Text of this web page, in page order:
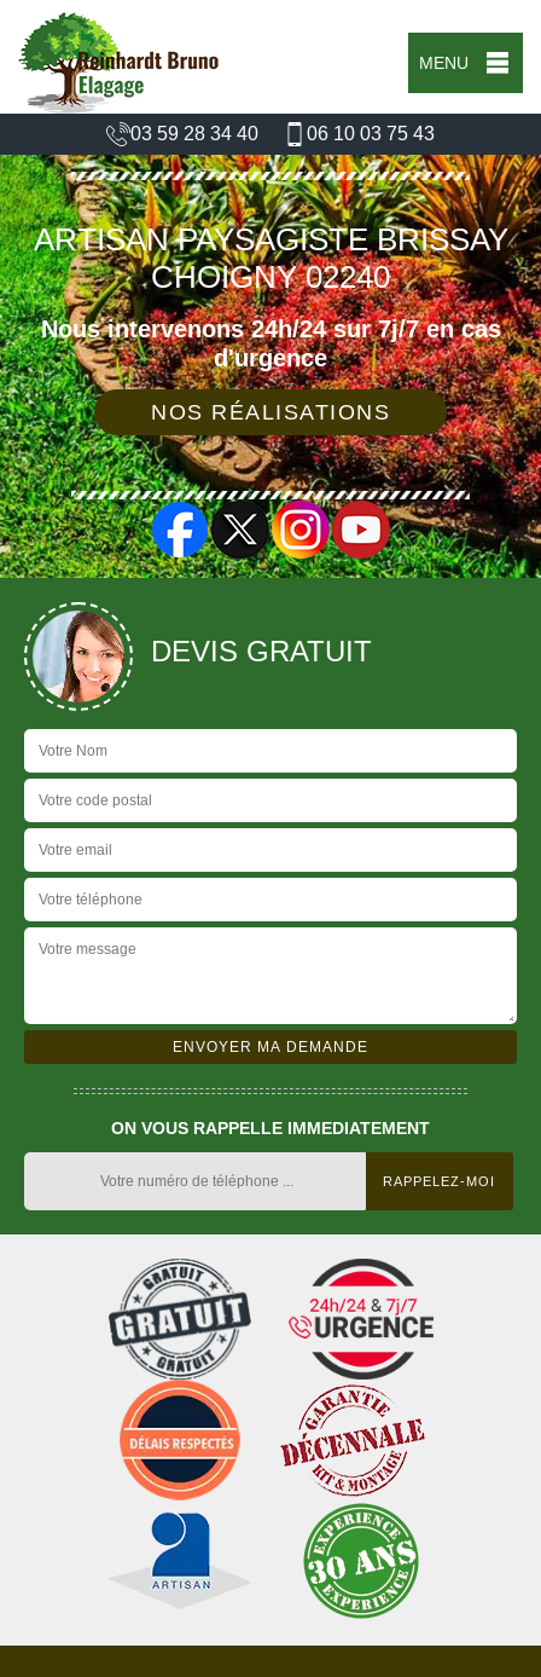
MENU
03 59 28 34 40 06 10 03 75 43
ARTISAN PAYSAGISTE BRISSAY
CHOIGNY 02240
Nous intervenons 24h/24 sur 7j/7 en cas
d'urgence
NOS RÉALISATIONS
DEVIS GRATUIT
ON VOUS RAPPELLE IMMEDIATEMENT